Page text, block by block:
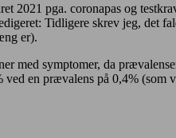
2021 pga. coronapas og
Tidligere skrev jeg, det
er).
med symptomer, da
en prævalens på 0,4% (som